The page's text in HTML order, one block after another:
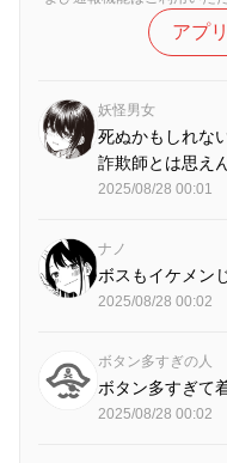
アプ
妖怪男女
死ぬかもしれな
詐欺師とは思え
2025/08/28 00:01
ナノ
ボスもイケメン
2025/08/28 00:02
ボタン多すぎの人
ボタン多すぎて
2025/08/28 00:02